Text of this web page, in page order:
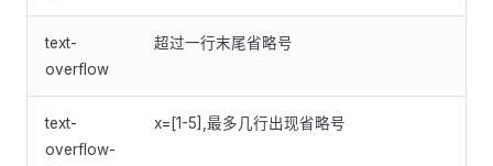
text-
overflow
超过一行末尾省略号
text-
overflow-
x=[1-5],最多几行出现省略号